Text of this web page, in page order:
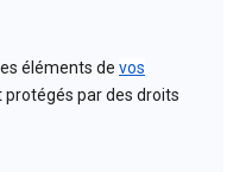
éléments de vos
protégés par des droits